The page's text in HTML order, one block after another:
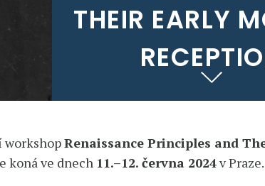
THEIR EARLY
workshopRenaissance Principles and
koná ve dnech 11.–12. června 2024v Praze.